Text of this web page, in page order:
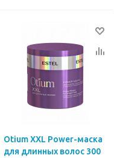
Otium XXL Power-маска
для длинных волос 300